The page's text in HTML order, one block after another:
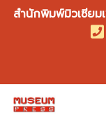
สำนักพิมพ์มิวเซียม